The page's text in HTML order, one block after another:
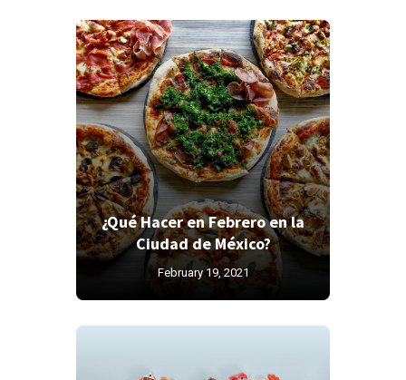
¿Qué Hacer en Febrero en la
Ciudad de México?
February 19, 2021